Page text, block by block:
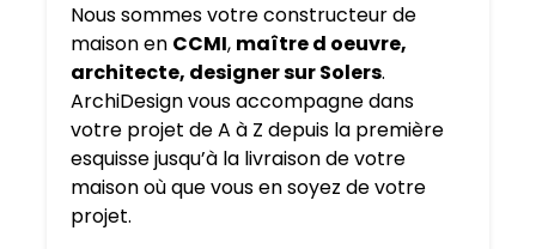
Nous sommes votre constructeur de
maison en CCMI, maître d oeuvre,
architecte, designer sur Solers.
ArchiDesign vous accompagne dans
votre projet de A à Z depuis la première
esquisse jusqu’à la livraison de votre
maison où que vous en soyez de votre
projet.